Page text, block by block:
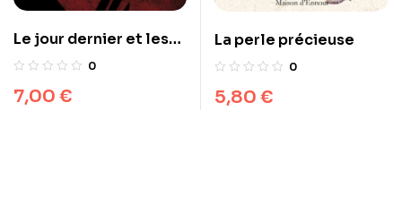
Le jour dernier et les
signes de la fin du
0
7,00 €
La perle précieuse
0
5,80 €